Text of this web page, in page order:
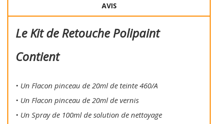
AVIS
Le Kit de Retouche Polipaint
Contient
• Un Flacon pinceau de 20ml de teinte 460/A
• Un Flacon pinceau de 20ml de vernis
• Un Spray de 100ml de solution de nettoyage